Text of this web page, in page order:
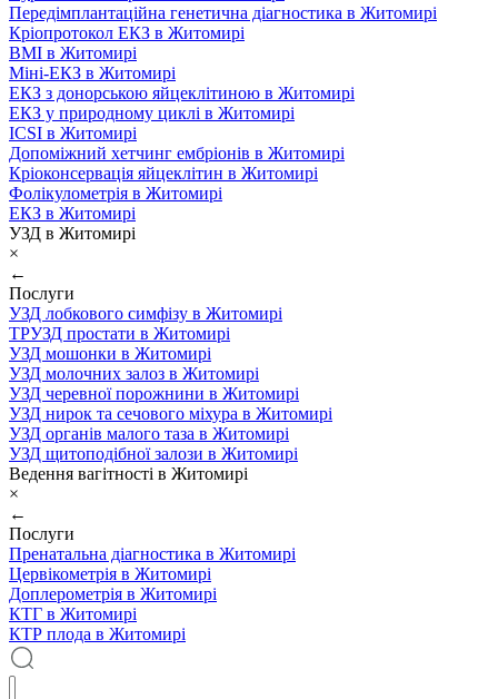
Передімплантаційна генетична діагностика в Житомирі
Кріопротокол ЕКЗ в Житомирі
ВМІ в Житомирі
Міні-ЕКЗ в Житомирі
ЕКЗ з донорською яйцеклітиною в Житомирі
ЕКЗ у природному циклі в Житомирі
ICSI в Житомирі
Допоміжний хетчинг ембріонів в Житомирі
Кріоконсервація яйцеклітин в Житомирі
Фолікулометрія в Житомирі
ЕКЗ в Житомирі
УЗД в Житомирі
×
←
Послуги
УЗД лобкового симфізу в Житомирі
ТРУЗД простати в Житомирі
УЗД мошонки в Житомирі
УЗД молочних залоз в Житомирі
УЗД черевної порожнини в Житомирі
УЗД нирок та сечового міхура в Житомирі
УЗД органів малого таза в Житомирі
УЗД щитоподібної залози в Житомирі
Ведення вагітності в Житомирі
×
←
Послуги
Пренатальна діагностика в Житомирі
Цервікометрія в Житомирі
Доплерометрія в Житомирі
КТГ в Житомирі
КТР плода в Житомирі